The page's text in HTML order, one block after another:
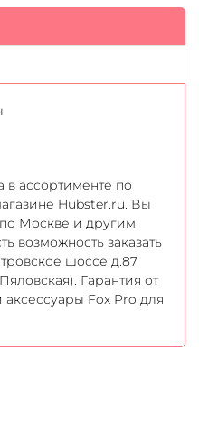
в ассортименте по
Hubster.ru. Вы
по Москве и другим
возможность заказать
шоссе д.87
Гарантия от
аксессуары Fox Pro для